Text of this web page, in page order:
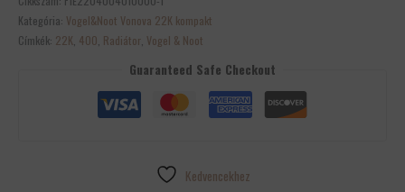
Kategória: Vogel&Noot Vonova 22K kompakt
Címkék: 22K, 400, Radiátor, Vogel & Noot
Guaranteed Safe Checkout
Kedvencekhez